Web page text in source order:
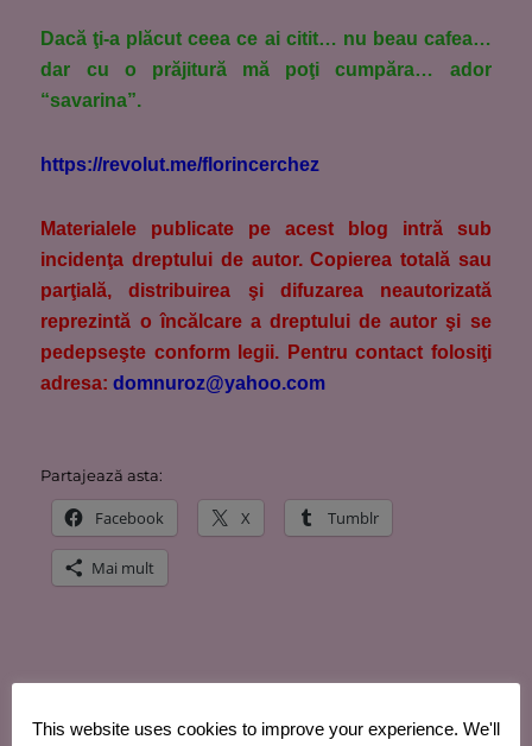
Dacă ţi-a plăcut ceea ce ai citit… nu beau cafea…
dar cu o prăjitură mă poţi cumpăra… ador
“savarina”.
https://revolut.me/florincerchez
Materialele publicate pe acest blog intră sub
incidenţa dreptului de autor. Copierea totală sau
parţială, distribuirea şi difuzarea neautorizată
reprezintă o încălcare a dreptului de autor şi se
pedepseşte conform legii. Pentru contact folosiţi
adresa: domnuroz@yahoo.com
Partajează asta:
Facebook X Tumblr
Mai mult
Apreciază:
This website uses cookies to improve your experience. We'll